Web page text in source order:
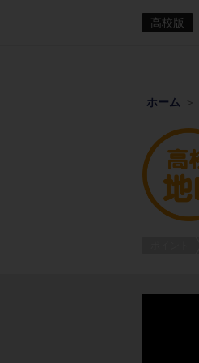
高校版
ホーム